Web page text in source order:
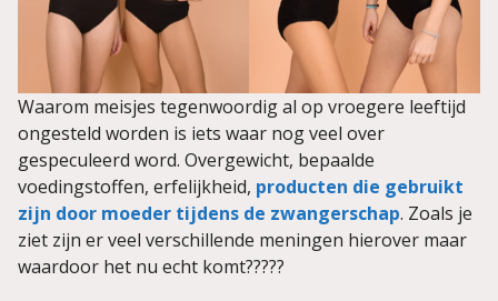
Waarom meisjes tegenwoordig al op vroegere leeftijd
ongesteld worden is iets waar nog veel over
gespeculeerd word. Overgewicht, bepaalde
voedingstoffen, erfelijkheid, producten die gebruikt
zijn door moeder tijdens de zwangerschap. Zoals je
ziet zijn er veel verschillende meningen hierover maar
waardoor het nu echt komt?????